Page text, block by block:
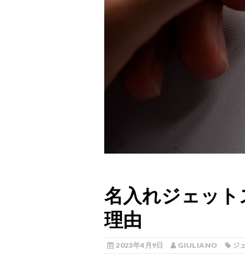
名入れジェッ
理由
2023年4月9日 GIULIANO ジ